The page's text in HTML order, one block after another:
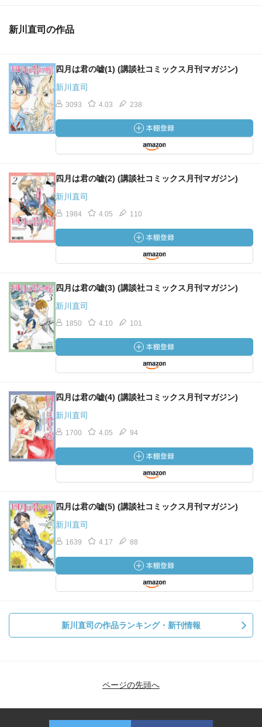
新川直司の作品
四月は君の嘘(1) (講談社コミックス月刊マガジン)
新川直司
3093 4.03 238
四月は君の嘘(2) (講談社コミックス月刊マガジン)
新川直司
1984 4.05 110
四月は君の嘘(3) (講談社コミックス月刊マガジン)
新川直司
1850 4.10 101
四月は君の嘘(4) (講談社コミックス月刊マガジン)
新川直司
1700 4.05 94
四月は君の嘘(5) (講談社コミックス月刊マガジン)
新川直司
1639 4.17 88
新川直司の作品ランキング・新刊情報
ページの先頭へ